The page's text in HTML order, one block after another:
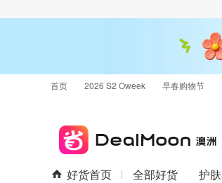
首页 2026 S2 Oweek 早春购物节
好货首页 全部好货 护肤